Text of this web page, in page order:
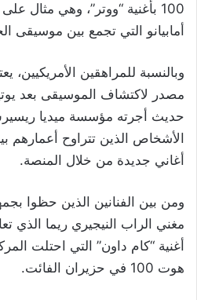
100 بأغنية “ووتر”، وهي
أمابيانو التي تجمع بين موسيقى
وبالنسبة للمراهقين الأمريكيين،
مصدر لاكتشاف الموسيقى بعد
أغاني جديدة من خلال المنصة.
ومن بين الفنانين الذين حظوا
مغني الراب النيجيري ريما الذي
أغنية “كام داون” التي احتلت
هوت 100 في حزيران الفائت.